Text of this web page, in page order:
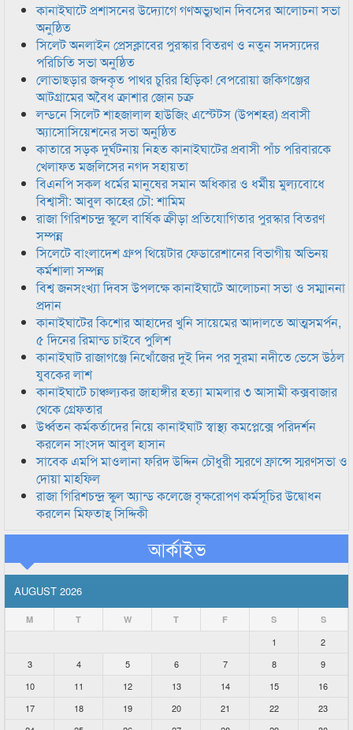
কানাইঘাটে প্রশাসনের উদ্যোগে গণঅভ্যুত্থান দিবসের আলোচনা সভা
অনুষ্ঠিত
সিলেট অনলাইন প্রেসক্লাবের পুরস্কার বিতরণ ও নতুন সদস্যদের
পরিচিতি সভা অনুষ্ঠিত
লোভাছড়ার জব্দকৃত পাথর চুরির হিড়িক! বেপরোয়া জকিগঞ্জের
আটগ্রামের অবৈধ ক্রাশার জোন চক্র
লন্ডনে সিলেট শাহজালাল হাউজিং এস্টেটস (উপশহর) প্রবাসী
অ্যাসোসিয়েশনের সভা অনুষ্ঠিত
কাতারে সড়ক দুর্ঘটনায় নিহত কানাইঘাটের প্রবাসী পাঁচ পরিবারকে
খেলাফত মজলিসের নগদ সহায়তা
বিএনপি সকল ধর্মের মানুষের সমান অধিকার ও ধর্মীয় মুল্যবোধে
বিশ্বাসী: আবুল কাহের চৌ: শামিম
রাজা গিরিশচন্দ্র স্কুলে বার্ষিক ক্রীড়া প্রতিযোগিতার পুরস্কার বিতরণ
সম্পন্ন
সিলেটে বাংলাদেশ গ্রুপ থিয়েটার ফেডারেশানের বিভাগীয় অভিনয়
কর্মশালা সম্পন্ন
বিশ্ব জনসংখ্যা দিবস উপলক্ষে কানাইঘাটে আলোচনা সভা ও সম্মাননা
প্রদান
কানাইঘাটের কিশোর আহাদের খুনি সায়েমের আদালতে আত্মসমর্পন,
৫ দিনের রিমান্ড চাইবে পুলিশ
কানাইঘাট রাজাগঞ্জে নিখোঁজের দুই দিন পর সুরমা নদীতে ভেসে উঠল
যুবকের লাশ
কানাইঘাটে চাঞ্চল্যকর জাহাঙ্গীর হত্যা মামলার ৩ আসামী কক্সবাজার
থেকে গ্রেফতার
উর্ধ্বতন কর্মকর্তাদের নিয়ে কানাইঘাট স্বাস্থ্য কমপ্লেক্সে পরিদর্শন
করলেন সাংসদ আবুল হাসান
সাবেক এমপি মাওলানা ফরিদ উদ্দিন চৌধুরী স্মরণে ফ্রান্সে স্মরণসভা ও
দোয়া মাহফিল
রাজা গিরিশচন্দ্র স্কুল অ্যান্ড কলেজে বৃক্ষরোপণ কর্মসূচির উদ্বোধন
করলেন মিফতাহ্ সিদ্দিকী
আর্কাইভ
AUGUST 2026
M T W T F S S
1
2
3
4 5 6 7 8
9
10
11 12 13 14 15
16
17
18 19 20 21 22
23